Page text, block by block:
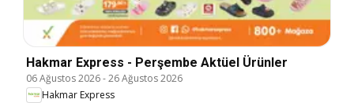
Hakmar Express - Perşembe Aktüel Ürünler
06 Ağustos 2026-26 Ağustos 2026
Hakmar Express